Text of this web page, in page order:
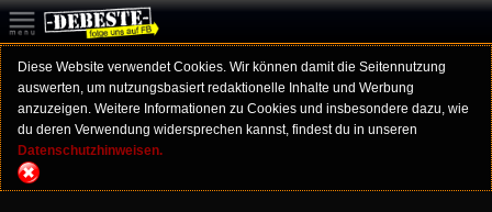
Diese Website verwendet Cookies. Wir können damit die Seitennutzung
auswerten, um nutzungsbasiert redaktionelle Inhalte und Werbung
anzuzeigen. Weitere Informationen zu Cookies und insbesondere dazu, wie
du deren Verwendung widersprechen kannst, findest du in unseren
Datenschutzhinweisen.